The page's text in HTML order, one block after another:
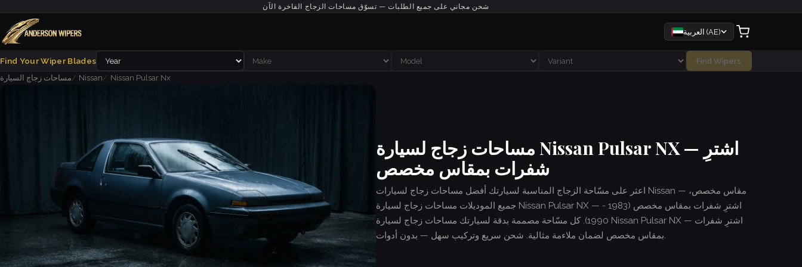
شحن مجاني على جميع الطلبات — تسوّق مساحات الزجاج الفاخرة الآن
العربية (AE)
Find Your Wiper Blades
Find Wipers
مساحات زجاج السيارة
Nissan Nissan Pulsar Nx
مساحات زجاج لسيارة Nissan Pulsar NX — اشترِ
شفرات بمقاس مخصص
اعثر على مسّاحة الزجاج المناسبة لسيارتك أفضل مساحات زجاج لسيارات Nissan — مقاس مخصص،
جميع الموديلات مساحات زجاج لسيارة Nissan Pulsar NX — اشترِ شفرات بمقاس مخصص (1983 -
1990). كل مسّاحة مصممة بدقة لسيارتك مساحات زجاج لسيارة Nissan Pulsar NX — اشترِ شفرات
بمقاس مخصص لضمان ملاءمة مثالية. شحن سريع وتركيب سهل — بدون أدوات.